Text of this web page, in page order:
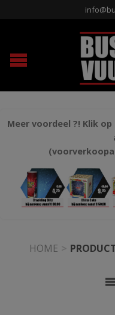
Meer voordeel ?! Klik
HOME >